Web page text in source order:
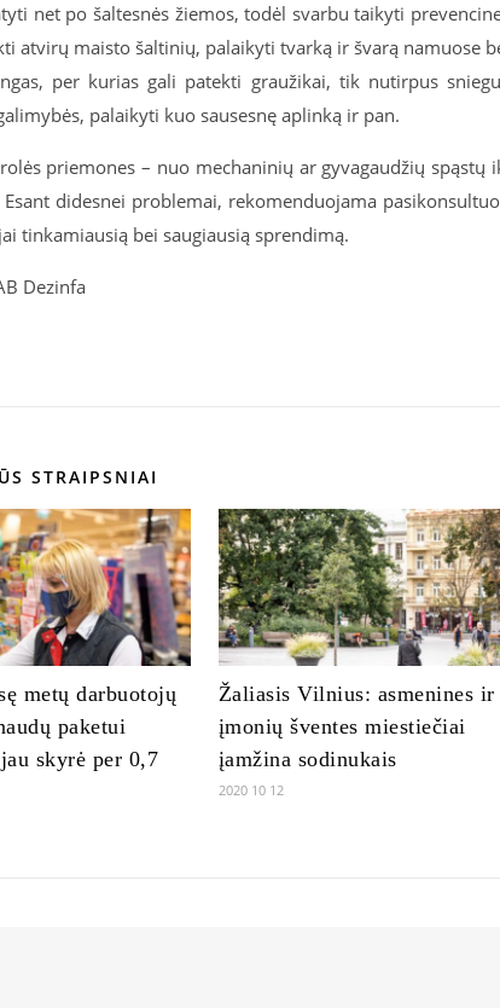
net po šaltesnės žiemos, todėl svarbu taikyti
atvirų maisto šaltinių, palaikyti tvarką ir švarą namuose
per kurias gali patekti graužikai, tik nutirpus
palaikyti kuo sausesnę aplinką ir pan.
priemones – nuo mechaninių ar gyvagaudžių spąstų
didesnei problemai, rekomenduojama
tinkamiausią bei saugiausią sprendimą.
Dezinfa
STRAIPSNIAI
metų darbuotojų
paketui
skyrė per 0,7
Žaliasis Vilnius: asmenines ir
įmonių šventes miestiečiai
įamžina sodinukais
2020 10 12